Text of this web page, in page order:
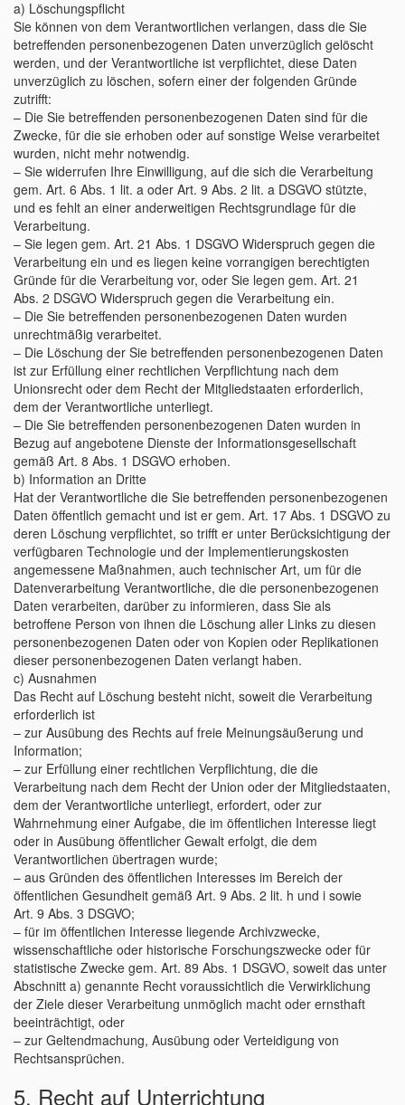
a) Löschungspflicht
Sie können von dem Verantwortlichen verlangen, dass die Sie
betreffenden personenbezogenen Daten unverzüglich gelöscht
werden, und der Verantwortliche ist verpflichtet, diese Daten
unverzüglich zu löschen, sofern einer der folgenden Gründe
zutrifft:
– Die Sie betreffenden personenbezogenen Daten sind für die
Zwecke, für die sie erhoben oder auf sonstige Weise verarbeitet
wurden, nicht mehr notwendig.
– Sie widerrufen Ihre Einwilligung, auf die sich die Verarbeitung
gem. Art. 6 Abs. 1 lit. a oder Art. 9 Abs. 2 lit. a DSGVO stützte,
und es fehlt an einer anderweitigen Rechtsgrundlage für die
Verarbeitung.
– Sie legen gem. Art. 21 Abs. 1 DSGVO Widerspruch gegen die
Verarbeitung ein und es liegen keine vorrangigen berechtigten
Gründe für die Verarbeitung vor, oder Sie legen gem. Art. 21
Abs. 2 DSGVO Widerspruch gegen die Verarbeitung ein.
– Die Sie betreffenden personenbezogenen Daten wurden
unrechtmäßig verarbeitet.
– Die Löschung der Sie betreffenden personenbezogenen Daten
ist zur Erfüllung einer rechtlichen Verpflichtung nach dem
Unionsrecht oder dem Recht der Mitgliedstaaten erforderlich,
dem der Verantwortliche unterliegt.
– Die Sie betreffenden personenbezogenen Daten wurden in
Bezug auf angebotene Dienste der Informationsgesellschaft
gemäß Art. 8 Abs. 1 DSGVO erhoben.
b) Information an Dritte
Hat der Verantwortliche die Sie betreffenden personenbezogenen
Daten öffentlich gemacht und ist er gem. Art. 17 Abs. 1 DSGVO zu
deren Löschung verpflichtet, so trifft er unter Berücksichtigung der
verfügbaren Technologie und der Implementierungskosten
angemessene Maßnahmen, auch technischer Art, um für die
Datenverarbeitung Verantwortliche, die die personenbezogenen
Daten verarbeiten, darüber zu informieren, dass Sie als
betroffene Person von ihnen die Löschung aller Links zu diesen
personenbezogenen Daten oder von Kopien oder Replikationen
dieser personenbezogenen Daten verlangt haben.
c) Ausnahmen
Das Recht auf Löschung besteht nicht, soweit die Verarbeitung
erforderlich ist
– zur Ausübung des Rechts auf freie Meinungsäußerung und
Information;
– zur Erfüllung einer rechtlichen Verpflichtung, die die
Verarbeitung nach dem Recht der Union oder der Mitgliedstaaten,
dem der Verantwortliche unterliegt, erfordert, oder zur
Wahrnehmung einer Aufgabe, die im öffentlichen Interesse liegt
oder in Ausübung öffentlicher Gewalt erfolgt, die dem
Verantwortlichen übertragen wurde;
– aus Gründen des öffentlichen Interesses im Bereich der
öffentlichen Gesundheit gemäß Art. 9 Abs. 2 lit. h und i sowie
Art. 9 Abs. 3 DSGVO;
– für im öffentlichen Interesse liegende Archivzwecke,
wissenschaftliche oder historische Forschungszwecke oder für
statistische Zwecke gem. Art. 89 Abs. 1 DSGVO, soweit das unter
Abschnitt a) genannte Recht voraussichtlich die Verwirklichung
der Ziele dieser Verarbeitung unmöglich macht oder ernsthaft
beeinträchtigt, oder
– zur Geltendmachung, Ausübung oder Verteidigung von
Rechtsansprüchen.
5. Recht auf Unterrichtung